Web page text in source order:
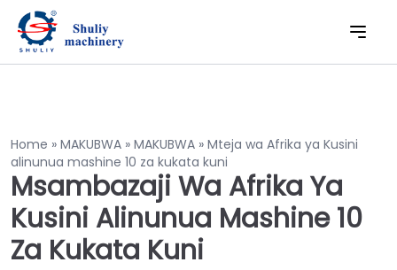
Home » MAKUBWA » MAKUBWA » Mteja wa Afrika ya Kusini
alinunua mashine 10 za kukata kuni
Msambazaji Wa Afrika Ya
Kusini Alinunua Mashine 10
Za Kukata Kuni